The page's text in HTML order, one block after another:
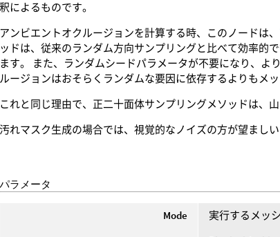
釈によるものです。
アンビエントオクルージョンを計算する時、このノードは、
ッドは、従来のランダム方向サンプリングと比べて効率的
ます。 また、ランダムシードパラメータが不要になり、
ルージョンはおそらくランダムな要因に依存するよりもメ
これと同じ理由で、正二十面体サンプリングメソッドは、
汚れマスク生成の場合では、視覚的なノイズの方が望まし
パラメータ
Mode
実行するメッ